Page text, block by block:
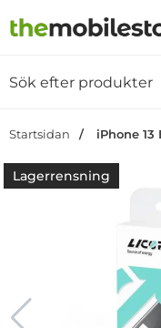
Startsidan iPhone
Lagerrensning